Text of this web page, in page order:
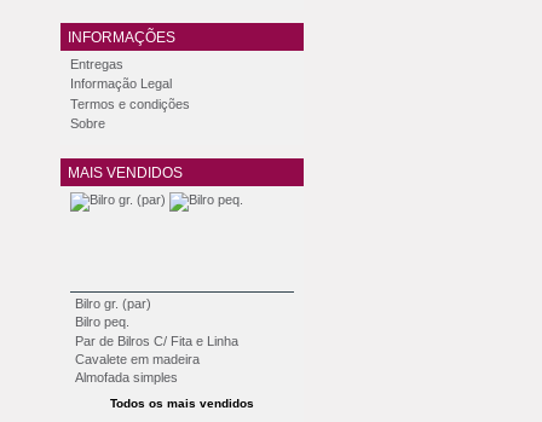
INFORMAÇÕES
Entregas
Informação Legal
Termos e condições
Sobre
MAIS VENDIDOS
Bilro gr. (par)
Bilro peq.
Par de Bilros C/ Fita e Linha
Cavalete em madeira
Almofada simples
Todos os mais vendidos